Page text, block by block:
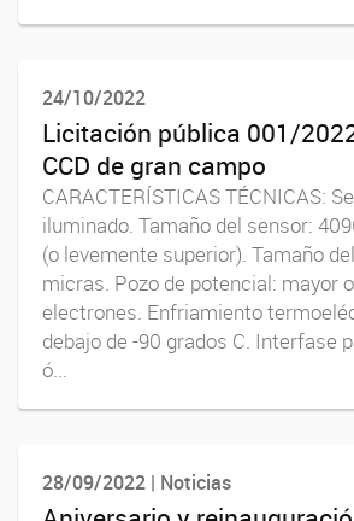
24/10/2022
Licitación pública 001/
CCD de gran campo
CARACTERÍSTICAS TÉCNICAS:
iluminado. Tamaño del sensor:
(o levemente superior). Tamaño
micras. Pozo de potencial: mayor
electrones. Enfriamiento
debajo de -90 grados C. Interfase
ó...
28/09/2022 | Noticias